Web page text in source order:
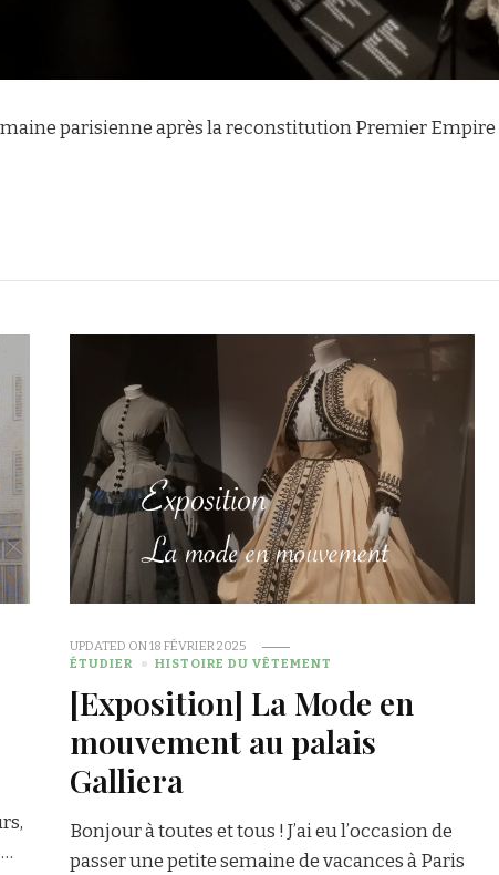
parisienne après la reconstitution Premier
UPDATED ON18 FÉVRIER 2025
ÉTUDIER
HISTOIRE DU VÊTEMENT
[Exposition] La Mode en
mouvement au palais
Galliera
Bonjour à toutes et tous ! J’ai eu l’occasion de
passer une petite semaine de vacances à Paris